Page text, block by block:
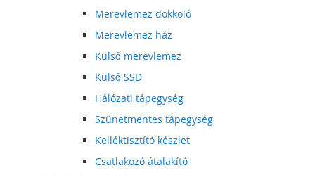
Merevlemez dokkoló
Merevlemez ház
Külső merevlemez
Külső SSD
Hálózati tápegység
Szünetmentes tápegység
Kelléktisztító készlet
Csatlakozó átalakító